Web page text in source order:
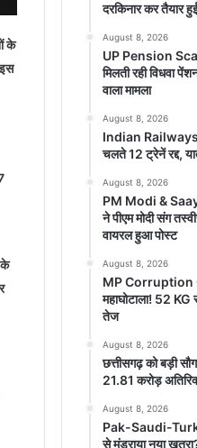
के
के
दरकिनार कर तैयार हुई
August 8, 2026
UP Pension
मिलती रही विधवा
वाला मामला
August 8, 2026
Indian Railways
चलते 12 ट्रेनें रद्द,
August 8, 2026
PM Modi &
ने पीएम मोदी संग
वायरल हुआ पोस्ट
August 8, 2026
MP Corruption
महाघोटाला! 52 KG
तेज
August 8, 2026
छत्तीसगढ़ को बड़ी
21.81 करोड़
August 8, 2026
Pak-Saudi-
से मंडराया नया